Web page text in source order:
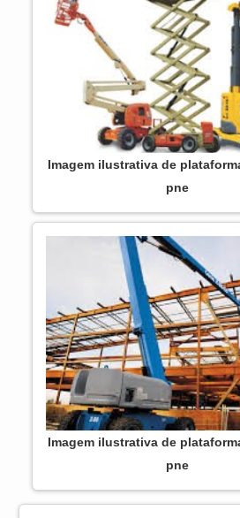
buracos, além de extensões
trabalho que se aproximam
serviço. Plataformas pa...
Imagem ilustrativa de
pne
Imagem ilustrativa de
pne